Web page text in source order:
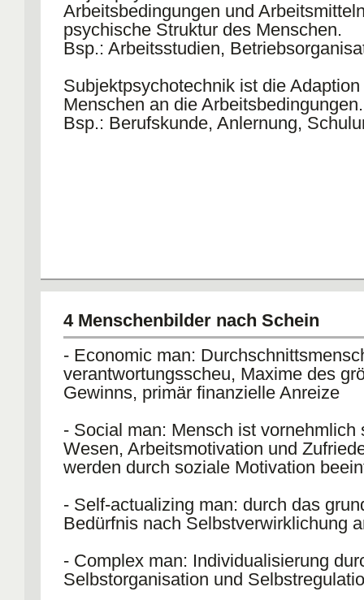
Arbeitsbedingungen und
psychische Struktur des Menschen.
Bsp.: Arbeitsstudien,
Subjektpsychotechnik ist die
Menschen an die Arbeitsbedingungen.
Bsp.: Berufskunde, Anlernung,
4 Menschenbilder nach Schein
- Economic man:
verantwortungsscheu, Maxime des
Gewinns, primär finanzielle Anreize
- Social man: Mensch ist vornehmlich
Wesen, Arbeitsmotivation und
werden durch soziale Motivation
- Self-actualizing man: durch das
Bedürfnis nach Selbstverwirklichung
- Complex man: Individualisierung
Selbstorganisation und